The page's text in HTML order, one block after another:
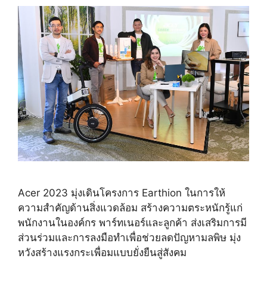
Acer 2023 มุ่งเดินโครงการ Earthion ในการให้
ความสำคัญด้านสิ่งแวดล้อม สร้างความตระหนักรู้แก่
พนักงานในองค์กร พาร์ทเนอร์และลูกค้า ส่งเสริมการมี
ส่วนร่วมและการลงมือทำเพื่อช่วยลดปัญหามลพิษ มุ่ง
หวังสร้างแรงกระเพื่อมแบบยั่งยืนสู่สังคม